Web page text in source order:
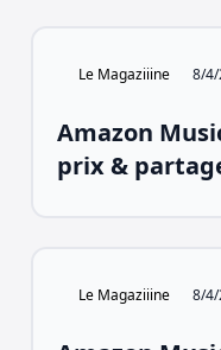
Le Magaziiine 8/
Amazon
prix &
Le Magaziiine 8/